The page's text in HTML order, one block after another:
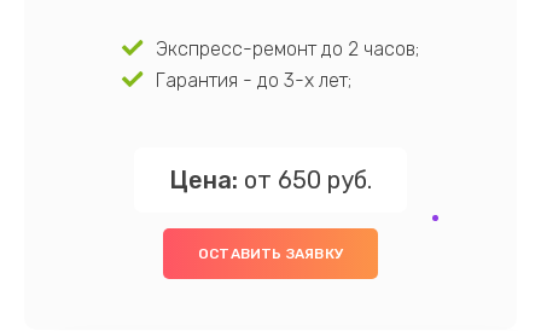
Экспресс-ремонт до 2 часов;
Гарантия - до 3-х лет;
Цена: от 650 руб.
ОСТАВИТЬ ЗАЯВКУ